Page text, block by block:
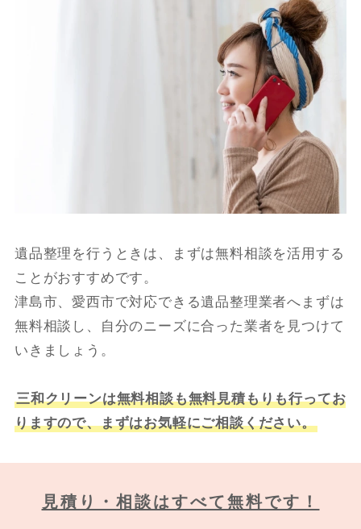
遺品整理を行うときは、まずは無料相談を活用する
ことがおすすめです。
津島市、愛西市で対応できる遺品整理業者へまずは
無料相談し、自分のニーズに合った業者を見つけて
いきましょう。
三和クリーンは無料相談も無料見積もりも行ってお
りますので、まずはお気軽にご相談ください。
見積り・相談はすべて無料です！